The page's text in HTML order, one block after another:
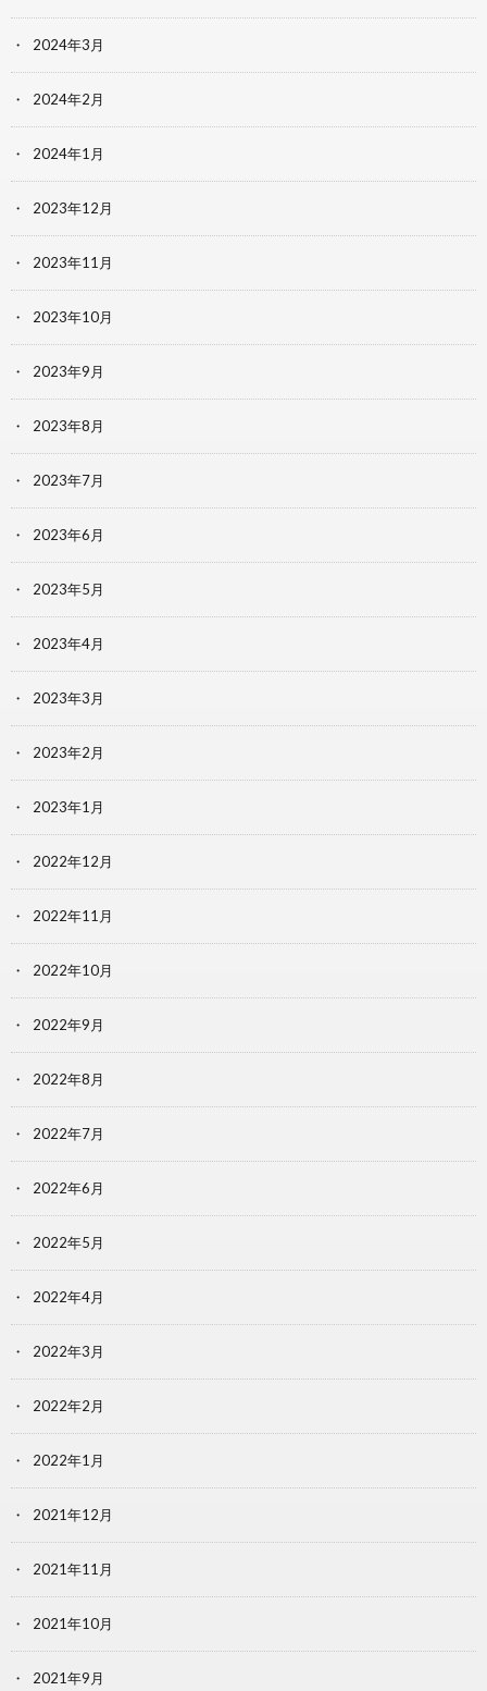
2024年3月
2024年2月
2024年1月
2023年12月
2023年11月
2023年10月
2023年9月
2023年8月
2023年7月
2023年6月
2023年5月
2023年4月
2023年3月
2023年2月
2023年1月
2022年12月
2022年11月
2022年10月
2022年9月
2022年8月
2022年7月
2022年6月
2022年5月
2022年4月
2022年3月
2022年2月
2022年1月
2021年12月
2021年11月
2021年10月
2021年9月